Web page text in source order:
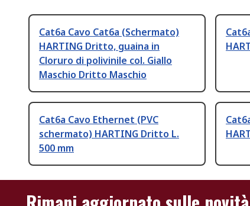
Cat6a Cavo Cat6a (Schermato)
HARTING Dritto, guaina in
Cloruro di polivinile col. Giallo
Maschio Dritto Maschio
Cat6a Cavo Ethernet (PVC
schermato) HARTING Dritto L.
500 mm